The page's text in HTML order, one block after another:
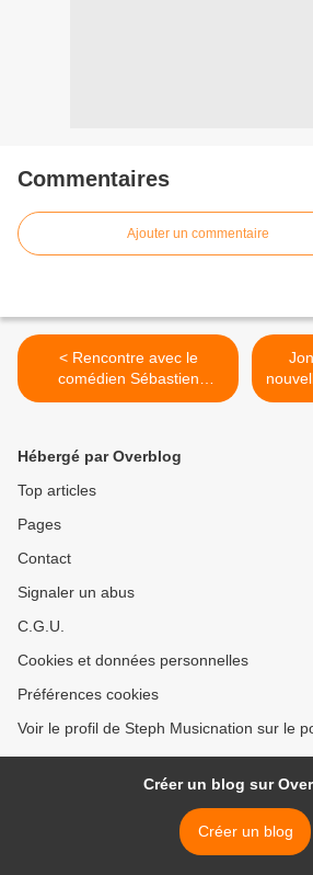
Commentaires
Ajouter un commentaire
< Rencontre avec le
comédien Sébastien
Chartier afin d’en
Davidéjonatown » !
Hébergé par Overblog
Top articles
Pages
Contact
Signaler un abus
C.G.U.
Cookies et données personnelles
Préférences cookies
Voir le profil de Steph Musicnation sur le
Créer un blog sur
Créer un blog